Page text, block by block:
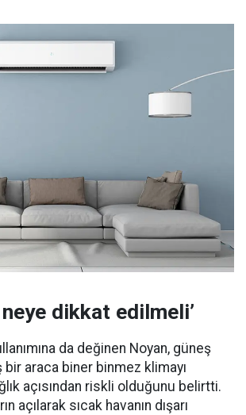
dikkat edilmeli’
da değinen Noyan, güneş
bir araca biner binmez klimayı
açısından riskli olduğunu belirtti.
açılarak sıcak havanın dışarı